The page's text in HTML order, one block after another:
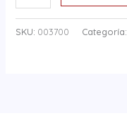
SKU: 003700 Categoría: